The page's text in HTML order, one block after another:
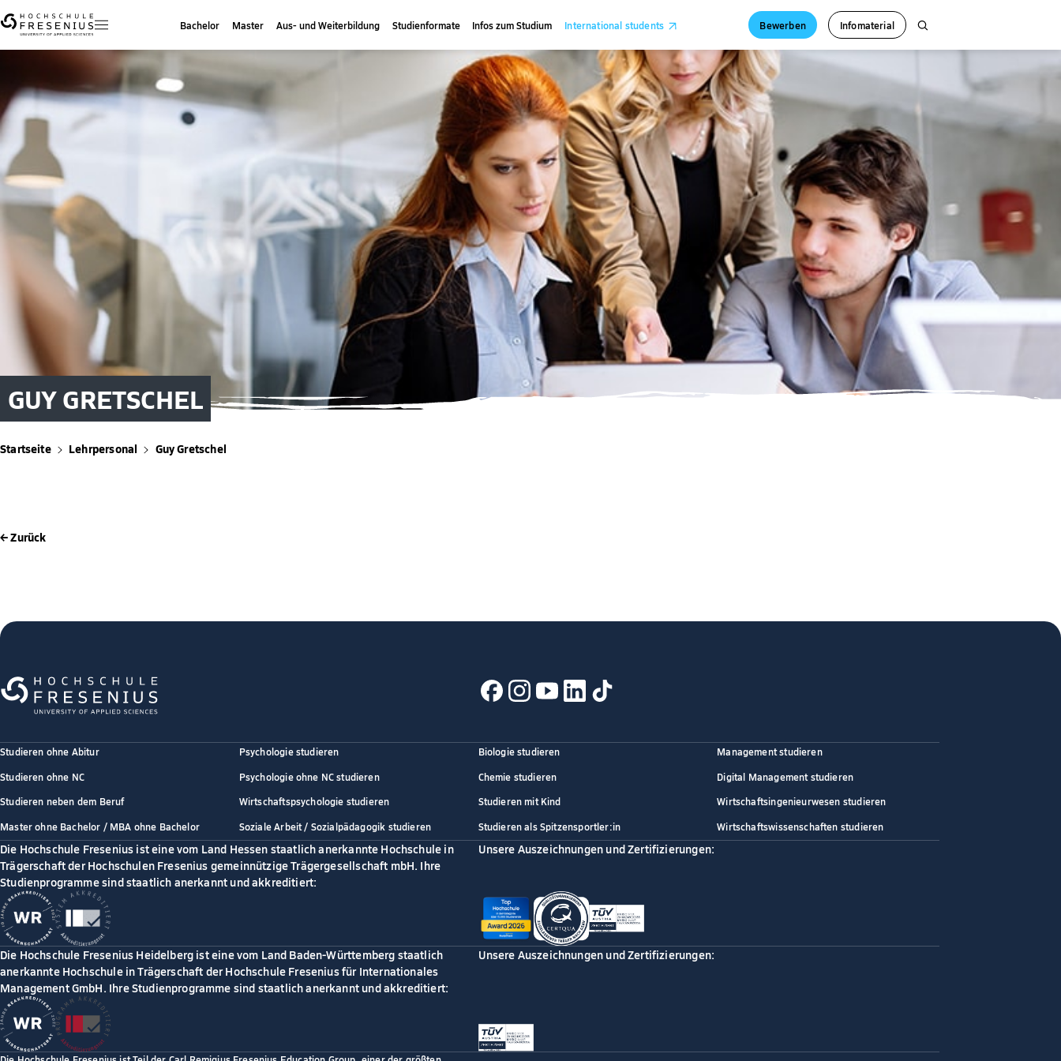
Bachelor Master Aus- und Weiterbildung Studienformate Infos zum Studium International students Bewerben Infomaterial
GUY GRETSCHEL
Startseite Lehrpersonal Guy Gretschel
← Zurück
Studieren ohne Abitur
Studieren ohne NC
Studieren neben dem Beruf
Master ohne Bachelor / MBA ohne Bachelor
Psychologie studieren
Psychologie ohne NC studieren
Wirtschaftspsychologie studieren
Soziale Arbeit / Sozialpädagogik studieren
Biologie studieren
Chemie studieren
Studieren mit Kind
Studieren als Spitzensportler:in
Management studieren
Digital Management studieren
Wirtschaftsingenieurwesen studieren
Wirtschaftswissenschaften studieren
Die Hochschule Fresenius ist eine vom Land Hessen staatlich anerkannte Hochschule in
Trägerschaft der Hochschulen Fresenius gemeinnützige Trägergesellschaft mbH. Ihre
Studienprogramme sind staatlich anerkannt und akkreditiert:
Unsere Auszeichnungen und Zertifizierungen:
Die Hochschule Fresenius Heidelberg ist eine vom Land Baden-Württemberg staatlich
anerkannte Hochschule in Trägerschaft der Hochschule Fresenius für Internationales
Management GmbH. Ihre Studienprogramme sind staatlich anerkannt und akkreditiert:
Unsere Auszeichnungen und Zertifizierungen: